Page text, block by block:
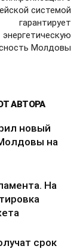
системой
гарантирует
энергетическую
Молдовы
АВТОРА
новый
на
На
срок